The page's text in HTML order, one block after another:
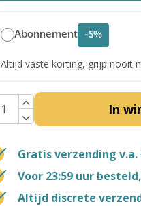
Abonnement -5%
Altijd vaste korting, grijp nooit
In
Gratis verzending v.a.
Voor 23:59 uur
Altijd discrete